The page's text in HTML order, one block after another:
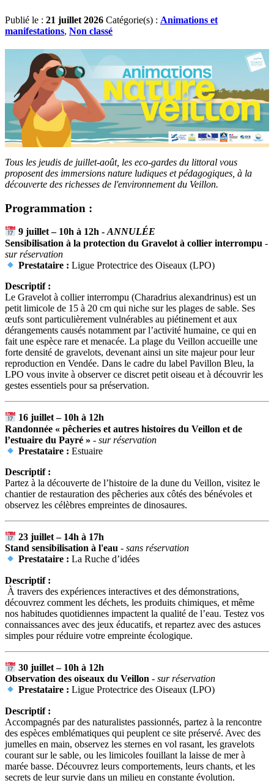
Publié le : 21 juillet 2026 Catégorie(s) : Animations et
manifestations, Non classé
Tous les jeudis de juillet-août, les eco-gardes du littoral vous
proposent des immersions nature ludiques et pédagogiques, à la
découverte des richesses de l'environnement du Veillon.
Programmation :
9 juillet – 10h à 12h -ANNULÉE
Sensibilisation à la protection du Gravelot à collier interrompu -
sur réservation
Prestataire : Ligue Protectrice des Oiseaux (LPO)
Descriptif :
Le Gravelot à collier interrompu (Charadrius alexandrinus) est un
petit limicole de 15 à 20 cm qui niche sur les plages de sable. Ses
œufs sont particulièrement vulnérables au piétinement et aux
dérangements causés notamment par l’activité humaine, ce qui en
fait une espèce rare et menacée. La plage du Veillon accueille une
forte densité de gravelots, devenant ainsi un site majeur pour leur
reproduction en Vendée. Dans le cadre du label Pavillon Bleu, la
LPO vous invite à observer ce discret petit oiseau et à découvrir les
gestes essentiels pour sa préservation.
16 juillet – 10h à 12h
Randonnée « pêcheries et autres histoires du Veillon et de
l’estuaire du Payré » - sur réservation
Prestataire : Estuaire
Descriptif :
Partez à la découverte de l’histoire de la dune du Veillon, visitez le
chantier de restauration des pêcheries aux côtés des bénévoles et
observez les célèbres empreintes de dinosaures.
23 juillet – 14h à 17h
Stand sensibilisation à l'eau - sans réservation
Prestataire : La Ruche d’idées
Descriptif :
À travers des expériences interactives et des démonstrations,
découvrez comment les déchets, les produits chimiques, et même
nos habitudes quotidiennes impactent la qualité de l’eau. Testez vos
connaissances avec des jeux éducatifs, et repartez avec des astuces
simples pour réduire votre empreinte écologique.
30 juillet – 10h à 12h
Observation des oiseaux du Veillon - sur réservation
Prestataire : Ligue Protectrice des Oiseaux (LPO)
Descriptif :
Accompagnés par des naturalistes passionnés, partez à la rencontre
des espèces emblématiques qui peuplent ce site préservé. Avec des
jumelles en main, observez les sternes en vol rasant, les gravelots
courant sur le sable, ou les limicoles fouillant la laisse de merà
marée basse. Découvrez leurs comportements, leurs chants, et les
secrets de leur survie dans un milieu en constante évolution.